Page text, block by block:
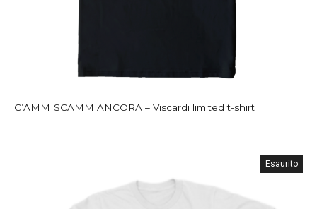
C’AMMISCAMM ANCORA – Viscardi limited t-shirt
Esaurito